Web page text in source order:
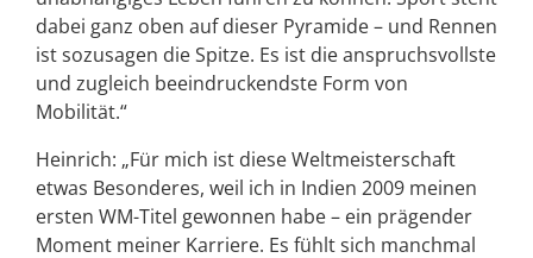
dabei ganz oben auf dieser Pyramide – und Rennen
ist sozusagen die Spitze. Es ist die anspruchsvollste
und zugleich beeindruckendste Form von
Mobilität.“
Heinrich: „Für mich ist diese Weltmeisterschaft
etwas Besonderes, weil ich in Indien 2009 meinen
ersten WM-Titel gewonnen habe – ein prägender
Moment meiner Karriere. Es fühlt sich manchmal